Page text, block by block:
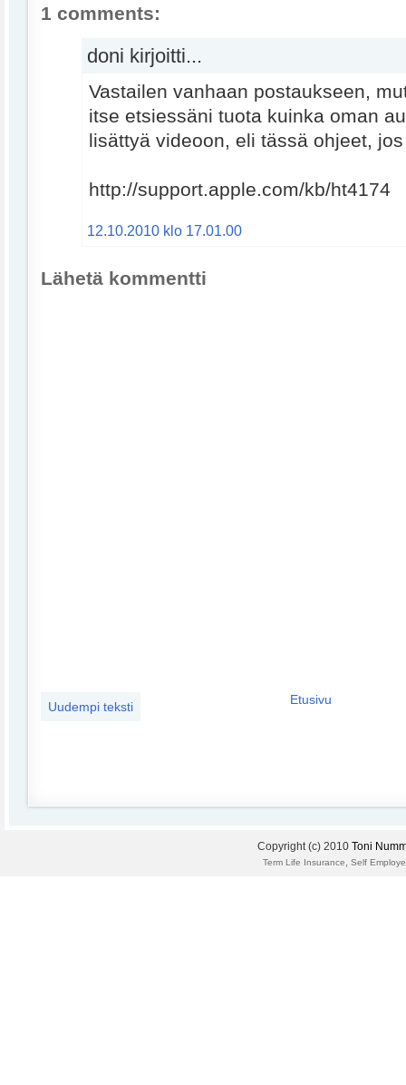
1 comments:
doni kirjoitti...
Vastailen vanhaan postaukseen,
itse etsiessäni tuota kuinka oman
lisättyä videoon, eli tässä ohjeet,
http://support.apple.com/kb/ht4174
12.10.2010 klo 17.01.00
Lähetä kommentti
Uudempi teksti Etusivu
Copyright (c) 2010 Toni
Term Life Insurance, Self